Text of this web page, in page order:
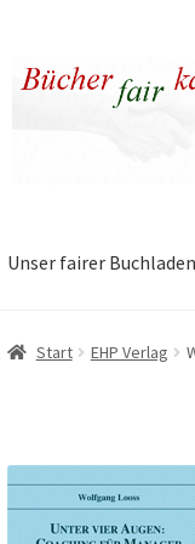
Zur
Navigation
Zum
Inhalt
Unser fairer Buchladen
Start EHP Verlag